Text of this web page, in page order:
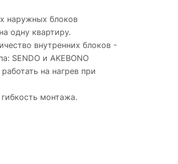
наружных блоков
одну квартиру.
внутренних блоков -
SENDO и AKEBONO
на нагрев при
монтажа.